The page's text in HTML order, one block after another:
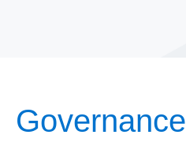
Governance